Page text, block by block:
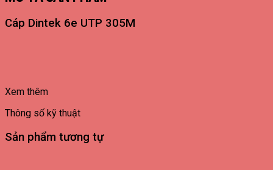
Cáp Dintek 6e UTP 305M
Xem thêm
Thông số kỹ thuật
Sản phẩm tương tự